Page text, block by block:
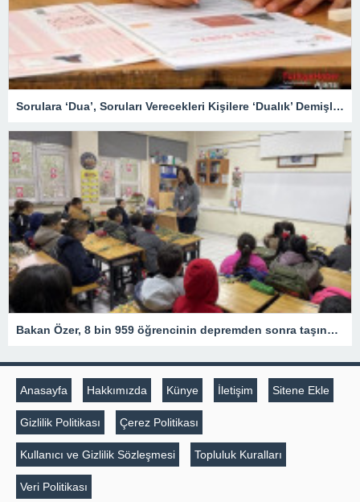
Sorulara ‘Dua’, Soruları Verecekleri Kişilere ‘Dualık’ Demişler – Eğitim
Bakan Özer, 8 bin 959 öğrencinin depremden sonra taşındığı illerden memleketlerine nakillerinin yapıldığını belirtti
Anasayfa Hakkımızda Künye İletişim Sitene Ekle
Gizlilik Politikası Çerez Politikası
Kullanıcı ve Gizlilik Sözleşmesi Topluluk Kuralları
Veri Politikası